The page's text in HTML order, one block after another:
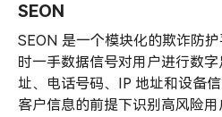
SEON
SEON 是一个模块化的欺诈防
时一手数据信号对用户进行数
址、电话号码、IP 地址和设备
客户信息的前提下识别高风险